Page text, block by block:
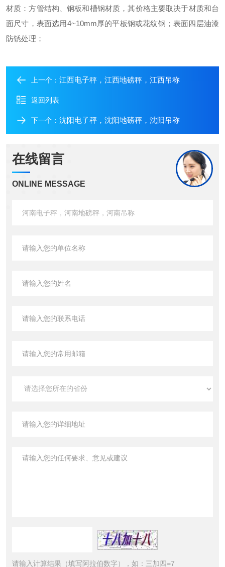
材质：方管结构、钢板和槽钢材质，其价格主要取决于材质和台
面尺寸，表面选用4~10mm厚的平板钢或花纹钢；表面四层油漆
防锈处理；
上一个： 江西电子秤，江西地磅秤，江西吊称
返回列表
下一个： 沈阳电子秤，沈阳地磅秤，沈阳吊称
在线留言
ONLINE MESSAGE
请输入计算结果（填写阿拉伯数字），如：三加四=7